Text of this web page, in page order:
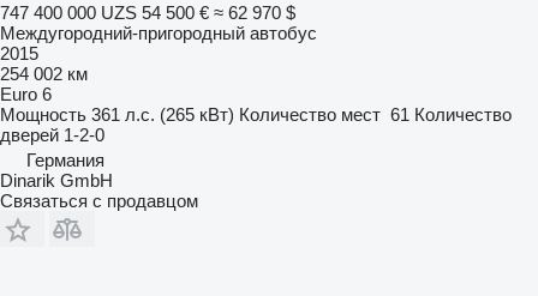
747 400 000 UZS 54 500 € ≈ 62 970 $
Междугородний-пригородный автобус
2015
254 002 км
Euro 6
Мощность 361 л.с. (265 кВт) Количество мест 61 Количество
дверей 1-2-0
Германия
Dinarik GmbH
Связаться с продавцом